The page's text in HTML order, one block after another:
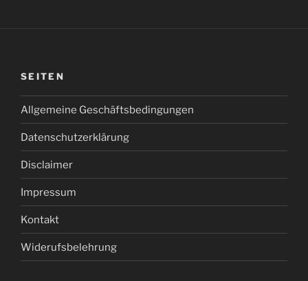
SEITEN
Allgemeine Geschäftsbedingungen
Datenschutzerklärung
Disclaimer
Impressum
Kontakt
Widerufsbelehrung